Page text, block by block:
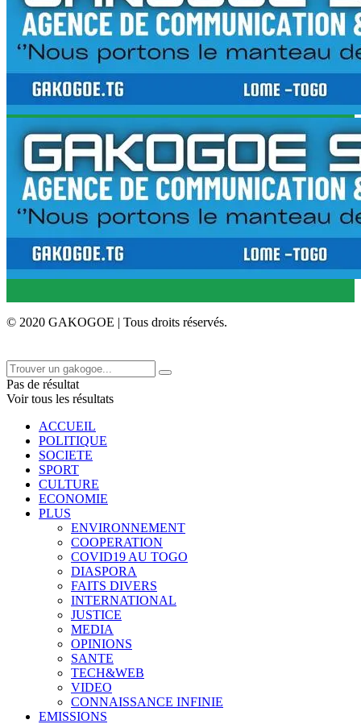
© 2020 GAKOGOE | Tous droits réservés.
Pas de résultat
Voir tous les résultats
ACCUEIL
POLITIQUE
SOCIETE
SPORT
CULTURE
ECONOMIE
PLUS
ENVIRONNEMENT
COOPERATION
COVID19 AU TOGO
DIASPORA
FAITS DIVERS
INTERNATIONAL
JUSTICE
MEDIA
OPINIONS
SANTE
TECH&WEB
VIDEO
CONNAISSANCE INFINIE
EMISSIONS